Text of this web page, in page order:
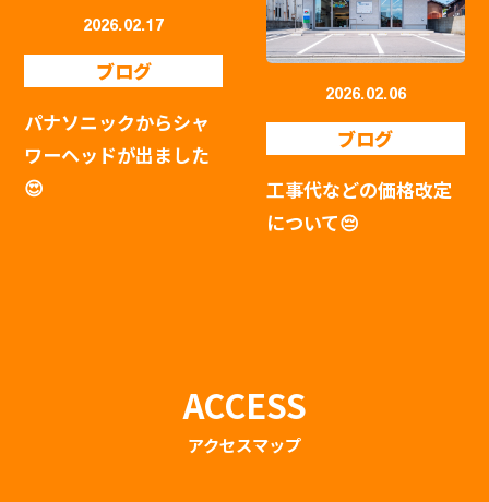
2026.02.17
ブログ
パナソニックからシャ
ワーヘッドが出ました
😍
2026.02.06
ブログ
工事代などの価格改定
について😔
ACCESS
アクセスマップ